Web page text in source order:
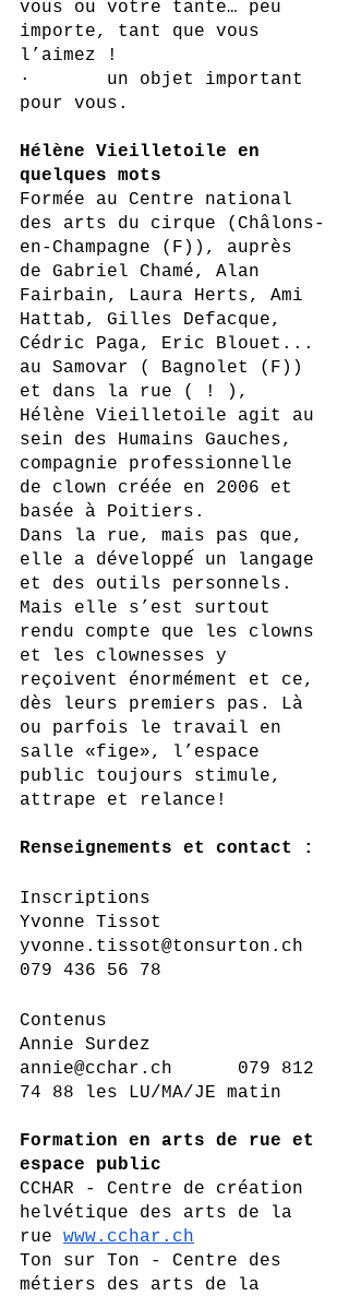
vous ou votre tante… peu
importe, tant que vous
l’aimez !
·       un objet important
pour vous.
Hélène Vieilletoile en
quelques mots
Formée au Centre national
des arts du cirque (Châlons-
en-Champagne (F)), auprès
de Gabriel Chamé, Alan
Fairbain, Laura Herts, Ami
Hattab, Gilles Defacque,
Cédric Paga, Eric Blouet...
au Samovar ( Bagnolet (F))
et dans la rue ( ! ),
Hélène Vieilletoile agit au
sein des Humains Gauches,
compagnie professionnelle
de clown créée en 2006 et
basée à Poitiers.
Dans la rue, mais pas que,
elle a développé́ un langage
et des outils personnels.
Mais elle s’est surtout
rendu compte que les clowns
et les clownesses y
reçoivent énormément et ce,
dès leurs premiers pas. Là
ou parfois le travail en
salle «fige», l’espace
public toujours stimule,
attrape et relance!
Renseignements et contact :
Inscriptions
Yvonne Tissot
yvonne.tissot@tonsurton.ch
079 436 56 78
Contenus
Annie Surdez
annie@cchar.ch    	079 812
74 88 les LU/MA/JE matin
Formation en arts de rue et
espace public
CCHAR - Centre de création
helvétique des arts de la
rue
www.cchar.ch
Ton sur Ton - Centre des
métiers des arts de la